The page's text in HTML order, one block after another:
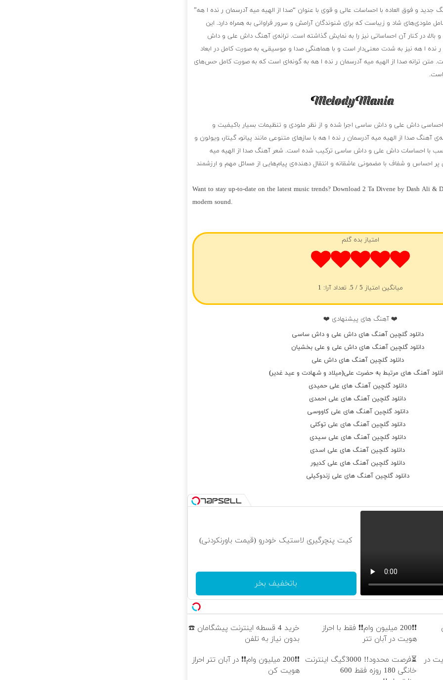
و فوق العاده با احساسات عالی و قوی با عنوان “صدا از الهیه میه آدرسمان ر نده ا هه”
ملودی‌های شاد و زیباست که برای شنوندگان آرامش و سرور فراوانی به همراه دارد. این
بالا، در کنار آن احساساتی نیز را به نمایش گذاشته است. ترانه‌ی آهنگ داش علی و داش
نده ا هه نیز به شدت معنی‌دار است و با هماهنگی صدا و موسیقی، به صورت کامل در ابعاد
متن ترانه صدا از الهیه میه آدرسمان ر نده ا هه به گونه‌ای است که به صورت کامل حس‌های
داش علی و داش ساسی اجرا شده و از نظر ملودی و تنظیمات بسیار باکیفیت و
صدا از الهیه میه آدرسمان ر نده ا هه با سازهای متنوعی مانند پیانو، گیتار، ویولون و
با احساسات داش علی و داش ساسی ترکیب شده است. شعر آهنگ صدا از الهیه میه
پر احساس و شفاف با مضمونی عاشقانه و انتقال دهنده‌ی پیام‌هایی از مسائل مهم و ارزشمند
Want to stay up-to-date on the latest music trends? Download 2 Ta Divene by Dash Ali &
modern sound.
امتیاز بده گلم
میانگین امتیاز 5/ 5. تعداد آرا: 1
❤️ آهنگ های پیشنهادی ❤️
دانلود گلچین آهنگ های داش علی و داش ساسی
دانلود گلچین آهنگ های داش علی و علی بخشیان
دانلود گلچین آهنگ های داش علی
آهنگ های مرتبط به حضرت علی(میلاد و شهادت و عید غدیر)
دانلود گلچین آهنگ های علی حمیدی
دانلود گلچین آهنگ های علی احمدی
دانلود گلچین آهنگ های علی کاووسی
دانلود گلچین آهنگ های علی توکلی
دانلود گلچین آهنگ های علی سیدی
دانلود گلچین آهنگ های علی اسدی
دانلود گلچین آهنگ های علی کدیور
دانلود گلچین آهنگ های علی زندوکیلی
کیت پنچرگیری لاستیک خودرو (قیمت باورنکردنی)
باتخفیف بخر
❗❗200 میلیون وام❗❗ فقط با احراز
هویت در آبان تتر
خرید 4 قسطه اینترنت پیشگامان ☎️
بدون نیاز به تلفن
در
⏳فرصت محدود!! 3000گیگ اینترنت
خانگی 180 روزه فقط 600
❗❗200 میلیون وام❗❗ در آبان تتر احراز
هویت کن